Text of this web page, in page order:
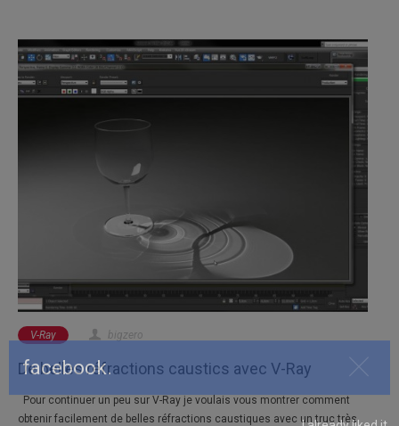
V-Ray bigzero
De belles réfractions caustics avec V-Ray
Pour continuer un peu sur V-Ray je voulais vous montrer comment
obtenir facilement de belles réfractions caustiques avec un truc très
facebook.
I already liked it.